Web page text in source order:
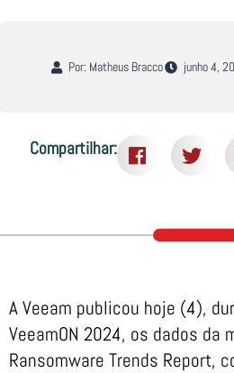
Por: Matheus Bracco junho 4,
Compartilhar:
A Veeam publicou hoje (4),
VeeamON 2024, os dados da
Ransomware Trends Report,